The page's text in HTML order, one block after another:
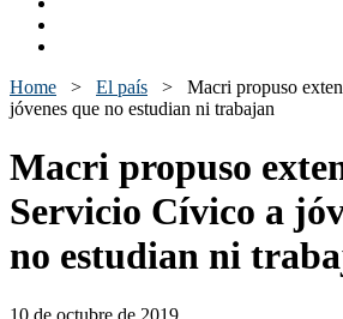
Home > El país > Macri propuso
jóvenes que no estudian ni trabajan
Macri propuso
Servicio Cívico a
no estudian ni
10 de octubre de 2019